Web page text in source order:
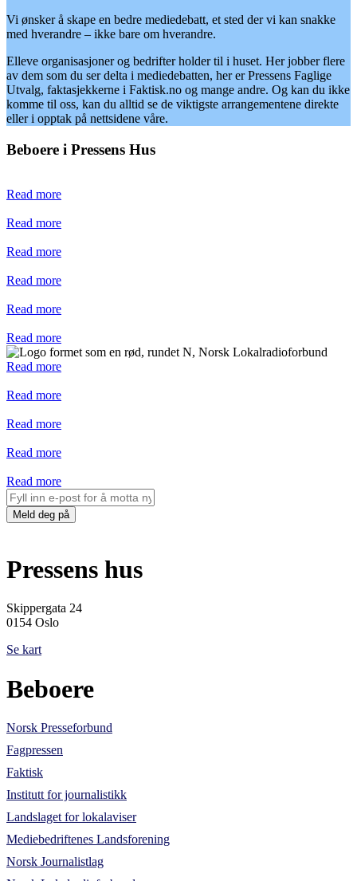
Vi ønsker å skape en bedre mediedebatt, et sted der vi kan snakke
med hverandre – ikke bare om hverandre.
Elleve organisasjoner og bedrifter holder til i huset. Her jobber flere
av dem som du ser delta i mediedebatten, her er Pressens Faglige
Utvalg, faktasjekkerne i Faktisk.no og mange andre. Og kan du ikke
komme til oss, kan du alltid se de viktigste arrangementene direkte
eller i opptak på nettsidene våre.
Beboere i Pressens Hus
Read more
Read more
Read more
Read more
Read more
Read more
Read more
Read more
Read more
Read more
Read more
Meld deg på
Pressens hus
Skippergata 24
0154 Oslo
Se kart
Beboere
Norsk Presseforbund
Fagpressen
Faktisk
Institutt for journalistikk
Landslaget for lokalaviser
Mediebedriftenes Landsforening
Norsk Journalistlag